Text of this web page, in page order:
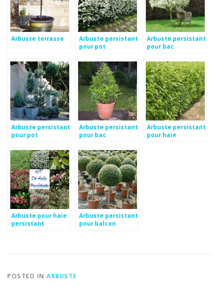
Arbuste terrasse
Arbuste persistant
pour pot
Arbuste persistant
pour bac
Arbuste persistant
pour pot
Arbuste persistant
pour bac
Arbuste persistant
pour haie
Arbuste pour haie
persistant
Arbuste persistant
pour balcon
POSTED IN ARBUSTE